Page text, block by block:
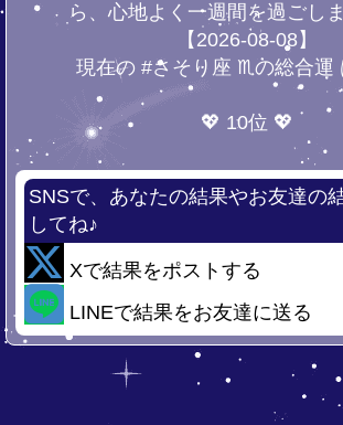
ら、心地よく一週間を過ごし
【2026-08-08】
現在の #さそり座 ♏の総合運
💖 10位 💖
SNSで、あなたの結果やお友達の
してね♪
Xで結果をポストする
LINEで結果をお友達に送る